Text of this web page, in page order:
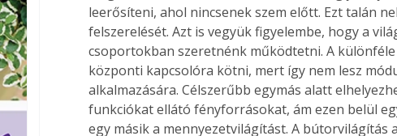
leerősíteni, ahol nincsenek szem előtt. Ezt talán
felszerelését. Azt is vegyük figyelembe, hogy a
csoportokban szeretnénk működtetni. A
központi kapcsolóra kötni, mert így nem lesz
alkalmazására. Célszerűbb egymás alatt
funkciókat ellátó fényforrásokat, ám ezen belül
egy másik a mennyezetvilágítást. A bútorvilágítás